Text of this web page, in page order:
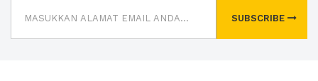
SUBSCRIBE